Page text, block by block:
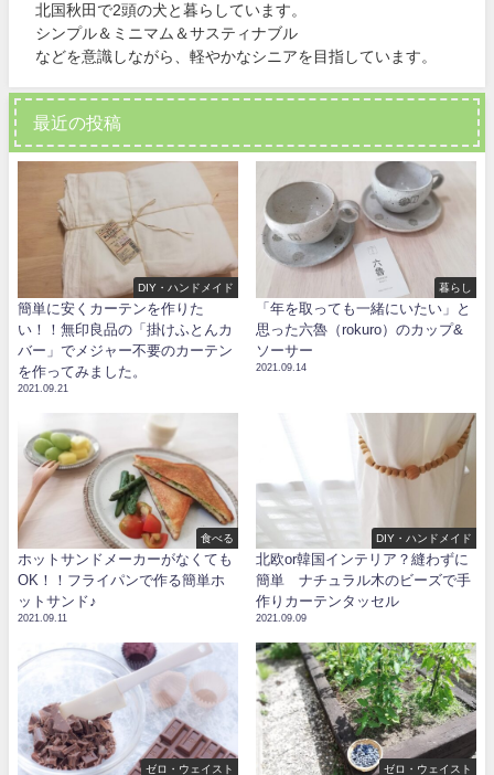
北国秋田で2頭の犬と暮らしています。
シンプル＆ミニマム＆サスティナブル
などを意識しながら、軽やかなシニアを目指しています。
最近の投稿
DIY・ハンドメイド
簡単に安くカーテンを作りた
い！！無印良品の「掛けふとんカ
バー」でメジャー不要のカーテン
を作ってみました。
2021.09.21
暮らし
「年を取っても一緒にいたい」と
思った六魯（rokuro）のカップ&
ソーサー
2021.09.14
食べる
ホットサンドメーカーがなくても
OK！！フライパンで作る簡単ホ
ットサンド♪
2021.09.11
DIY・ハンドメイド
北欧or韓国インテリア？縫わずに
簡単 ナチュラル木のビーズで手
作りカーテンタッセル
2021.09.09
ゼロ・ウェイスト ゼロ・ウェイスト